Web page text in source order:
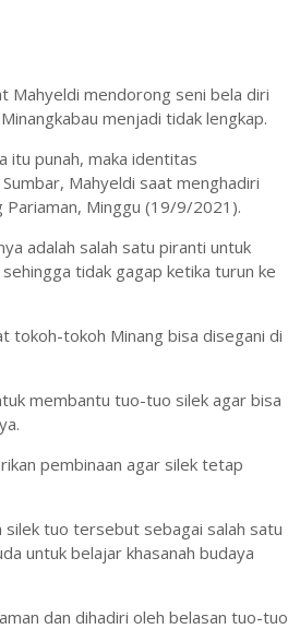
Mahyeldi mendorong seni bela diri
menjadi tidak lengkap.
itu punah, maka identitas
Mahyeldi saat menghadiri
Pariaman, Minggu (19/9/2021).
adalah salah satu piranti untuk
tidak gagap ketika turun ke
tokoh-tokoh Minang bisa disegani di
membantu tuo-tuo silek agar bisa
pembinaan agar silek tetap
tuo tersebut sebagai salah satu
untuk belajar khasanah budaya
dan dihadiri oleh belasan tuo-tuo